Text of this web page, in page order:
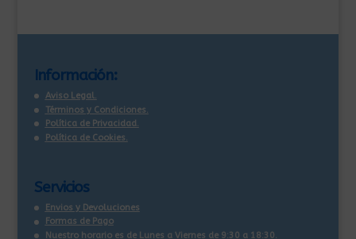
Información:
Aviso Legal.
Términos y Condiciones.
Política de Privacidad.
Política de Cookies.
Servicios
Envios y Devoluciones
Formas de Pago
Nuestro horario es de Lunes a Viernes de 9:30 a 18:30.